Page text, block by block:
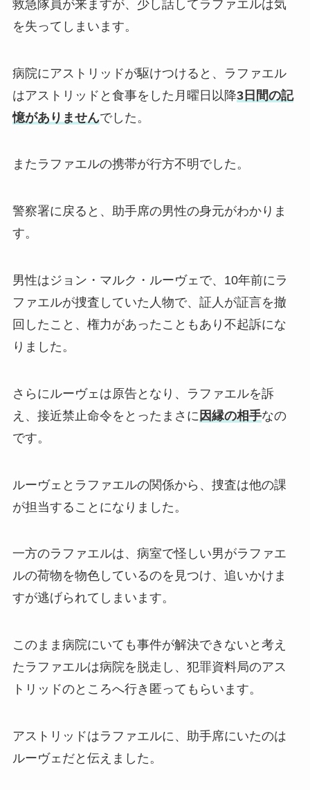
救急隊員が来ますが、少し話してラファエルは気
を失ってしまいます。
病院にアストリッドが駆けつけると、ラファエル
はアストリッドと食事をした月曜日以降3日間の記
憶がありませんでした。
またラファエルの携帯が行方不明でした。
警察署に戻ると、助手席の男性の身元がわかりま
す。
男性はジョン・マルク・ルーヴェで、10年前にラ
ファエルが捜査していた人物で、証人が証言を撤
回したこと、権力があったこともあり不起訴にな
りました。
さらにルーヴェは原告となり、ラファエルを訴
え、接近禁止命令をとったまさに 因縁の相手なの
です。
ルーヴェとラファエルの関係から、捜査は他の課
が担当することになりました。
一方のラファエルは、病室で怪しい男がラファエ
ルの荷物を物色しているのを見つけ、追いかけま
すが逃げられてしまいます。
このまま病院にいても事件が解決できないと考え
たラファエルは病院を脱走し、犯罪資料局のアス
トリッドのところへ行き匿ってもらいます。
アストリッドはラファエルに、助手席にいたのは
ルーヴェだと伝えました。